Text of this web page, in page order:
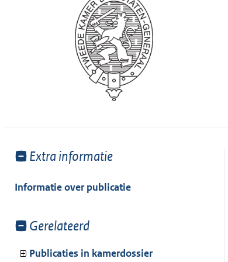
Toon
van:
Extra informatie
Informatie over publicatie
Toon
van:
Gerelateerd
Publicaties in kamerdossier